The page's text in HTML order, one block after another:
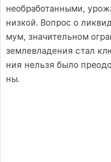
не­об­ра­бо­тан­ны­ми,
низ­кой. Воп­рос о
мум, зна­чи­тель­ном
зем­лев­ла­де­ния стал
ния нель­зя бы­ло
ны.